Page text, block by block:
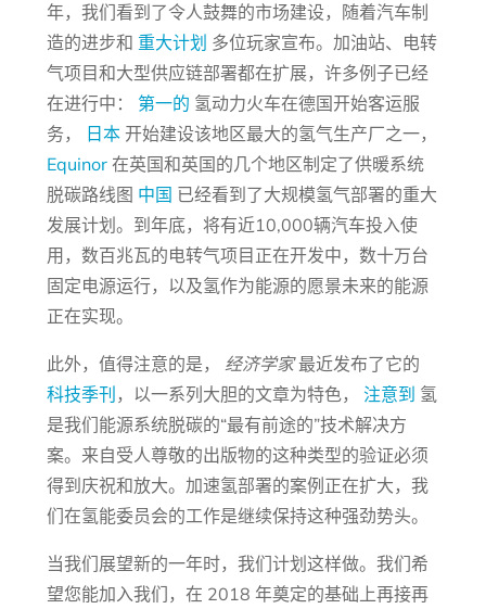
年，我们看到了令人鼓舞的市场建设，随着汽车制
造的进步和 重大计划 多位玩家宣布。加油站、电转
气项目和大型供应链部署都在扩展，许多例子已经
在进行中： 第一的 氢动力火车在德国开始客运服
务，
日本开始建设该地区最大的氢气生产厂之一，
Equinor在英国和英国的几个地区制定了供暖系统
脱碳路线图 中国 已经看到了大规模氢气部署的重大
发展计划。到年底，将有近10,000辆汽车投入使
用，数百兆瓦的电转气项目正在开发中，数十万台
固定电源运行，以及氢作为能源的愿景未来的能源
正在实现。
此外，值得注意的是， 经济学家最近发布了它的
科技季刊 ，以一系列大胆的文章为特色， 注意到 氢
是我们能源系统脱碳的“最有前途的”技术解决方
案。来自受人尊敬的出版物的这种类型的验证必须
得到庆祝和放大。加速氢部署的案例正在扩大，我
们在氢能委员会的工作是继续保持这种强劲势头。
当我们展望新的一年时，我们计划这样做。我们希
望您能加入我们，在 2018 年奠定的基础上再接再